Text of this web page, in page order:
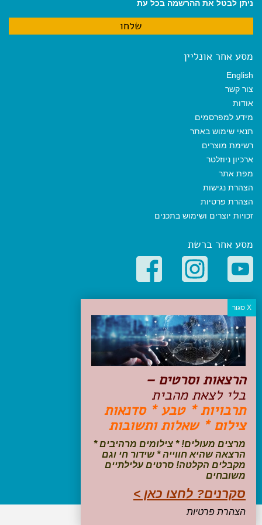
ניתן לבטל את ההרשמה בכל עת
מסע אחר אונליין
English
צור קשר
אודות
מידע למפרסמים
תנאי שימוש באתר
רשימת מוצרים
ארכיון ניוזלטר
מפת אתר
הצהרת נגישות
הצהרת פרטיות
זכויות יוצרים ושימוש בתכנים
מסע אחר ברשת
קטגוריות פופולריות
יעדים
טיולים בישראל
מלונות בוטיק בישראל
טיפים והמלצות
הכנות לנסיעה
טיולי ג'יפים
טיולים עם ילדים
שייט, הפלגות, קרוזים
עקבו אחרינו בפייסבוק
הרצאות וסרטים –
בלי לצאת מהבית
תרבויות * טבע * סדנאות
צילום * שאלות ותשובות
מרצים מעולים! * צילומים מרהיבים *
הרצאה שהיא חווייה * שידור חי וגם
מקבלים הקלטה! סרטים עלילתיים
משובחים
סקרנים? לחצו כאן >
הצהרת פרטיות